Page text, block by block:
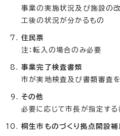
事業の実施状況及び施設の
工後の状況が分かるもの
住民票
注：転入の場合のみ必要
事業完了検査書類
市が実地検査及び書類審査
その他
必要に応じて市長が指定する
桐生市ものづくり拠点開設